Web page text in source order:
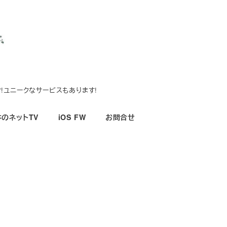
ニークなサービスもあります!
ネットTV iOS FW お問合せ